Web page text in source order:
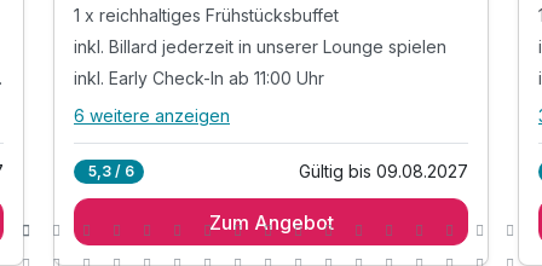
1 x reichhaltiges Frühstücksbuffet
inkl. Billard jederzeit in unserer Lounge spielen
inkl. Early Check-In ab 11:00 Uhr
Alle Inklusivleistungen
der Dresdner Heide
1 x reichhaltiges Frühstücksbuffet
6 weitere anzeigen
5,3 / 6 Gültig bis 09.08.2027
Zum Angebot